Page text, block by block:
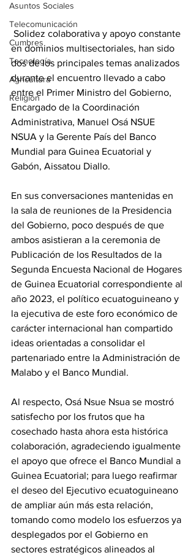
Asuntos Sociales
Telecomunicación
Cumbres
Tecnología
Agricultura
Religión
en dominios multisectoriales, han sido
dos de los principales temas analizados
durante el encuentro llevado a cabo
entre el Primer Ministro del Gobierno,
Encargado de la Coordinación
Administrativa, Manuel Osá NSUE
NSUA y la Gerente País del Banco
Mundial para Guinea Ecuatorial y
Gabón, Aissatou Diallo.
En sus conversaciones mantenidas en
la sala de reuniones de la Presidencia
del Gobierno, poco después de que
ambos asistieran a la ceremonia de
Publicación de los Resultados de la
Segunda Encuesta Nacional de Hogares
de Guinea Ecuatorial correspondiente al
año 2023, el político ecuatoguineano y
la ejecutiva de este foro económico de
carácter internacional han compartido
ideas orientadas a consolidar el
partenariado entre la Administración de
Malabo y el Banco Mundial.
Al respecto, Osá Nsue Nsua se mostró
satisfecho por los frutos que ha
cosechado hasta ahora esta histórica
colaboración, agradeciendo igualmente
el apoyo que ofrece el Banco Mundial a
Guinea Ecuatorial; para luego reafirmar
el deseo del Ejecutivo ecuatoguineano
de ampliar aún más esta relación,
tomando como modelo los esfuerzos ya
desplegados por el Gobierno en
sectores estratégicos alineados al